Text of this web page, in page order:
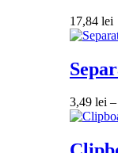
17,84 lei
3,49 lei –